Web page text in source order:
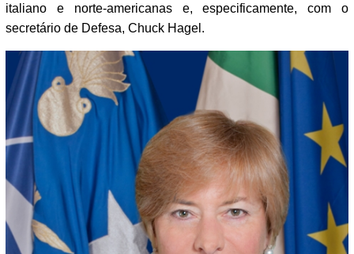
italiano e norte-americanas e, especificamente, com o
secretário de Defesa, Chuck Hagel.